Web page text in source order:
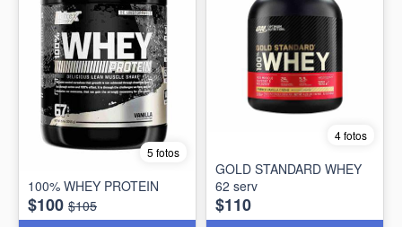
5 fotos
100% WHEY PROTEIN
$100 $105
4 fotos
GOLD STANDARD WHEY
62 serv
$110